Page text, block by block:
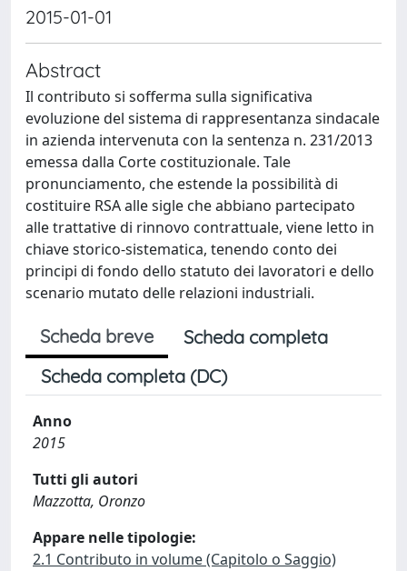
2015-01-01
Abstract
Il contributo si sofferma sulla significativa
evoluzione del sistema di rappresentanza sindacale
in azienda intervenuta con la sentenza n. 231/2013
emessa dalla Corte costituzionale. Tale
pronunciamento, che estende la possibilità di
costituire RSA alle sigle che abbiano partecipato
alle trattative di rinnovo contrattuale, viene letto in
chiave storico-sistematica, tenendo conto dei
principi di fondo dello statuto dei lavoratori e dello
scenario mutato delle relazioni industriali.
Scheda breve
Scheda completa
Scheda completa (DC)
Anno
2015
Tutti gli autori
Mazzotta, Oronzo
Appare nelle tipologie:
2.1 Contributo in volume (Capitolo o Saggio)